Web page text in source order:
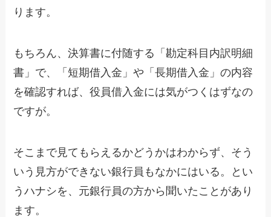
ります。
もちろん、決算書に付随する「勘定科目内訳明細
書」で、「短期借入金」や「長期借入金」の内容
を確認すれば、役員借入金には気がつくはずなの
ですが。
そこまで見てもらえるかどうかはわからず、そう
いう見方ができない銀行員もなかにはいる。とい
うハナシを、元銀行員の方から聞いたことがあり
ます。